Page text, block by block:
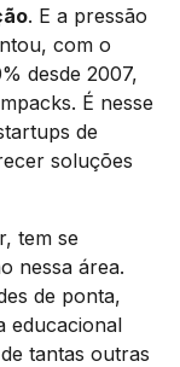
. E a pressão
com o
desde 2007,
É nesse
de
soluções
tem se
nessa área.
de ponta,
educacional
tantas outras